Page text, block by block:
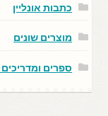
כתבות אונליין
מוצרים שונים
ספרים ומדריכים